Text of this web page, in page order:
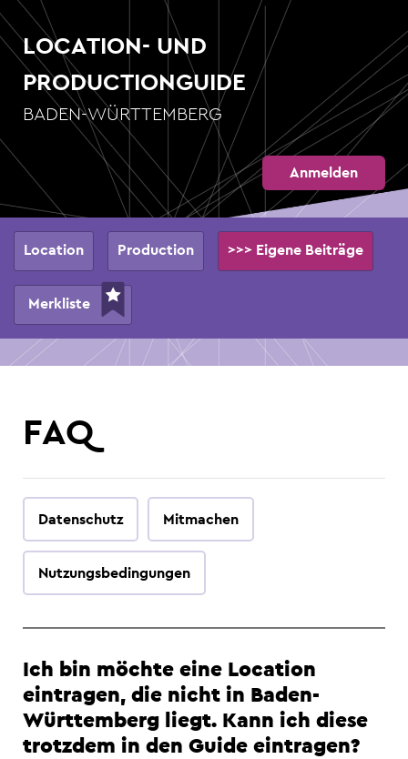
Direkt
zum
Inhalt
LOCATION- UND
PRODUCTIONGUIDE
BADEN-WÜRTTEMBERG
Anmelden
Hauptnavigation
Location Production >>> Eigene Beiträge
Merkliste
FAQ
Datenschutz Mitmachen
Nutzungsbedingungen
Ich bin möchte eine Location
eintragen, die nicht in Baden-
Württemberg liegt. Kann ich diese
trotzdem in den Guide eintragen?